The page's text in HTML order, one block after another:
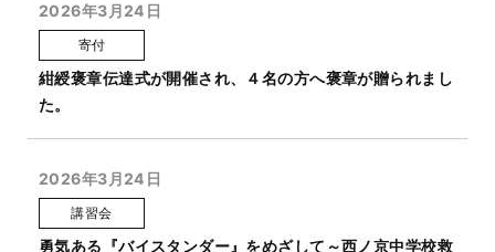
2026年3月24日
寄付
紺綬褒章伝達式が開催され、４名の方へ褒章が贈られまし
た。
2026年3月24日
講習会
勇気ある『バイスタンダー』をめざして～西ノ京中学校救